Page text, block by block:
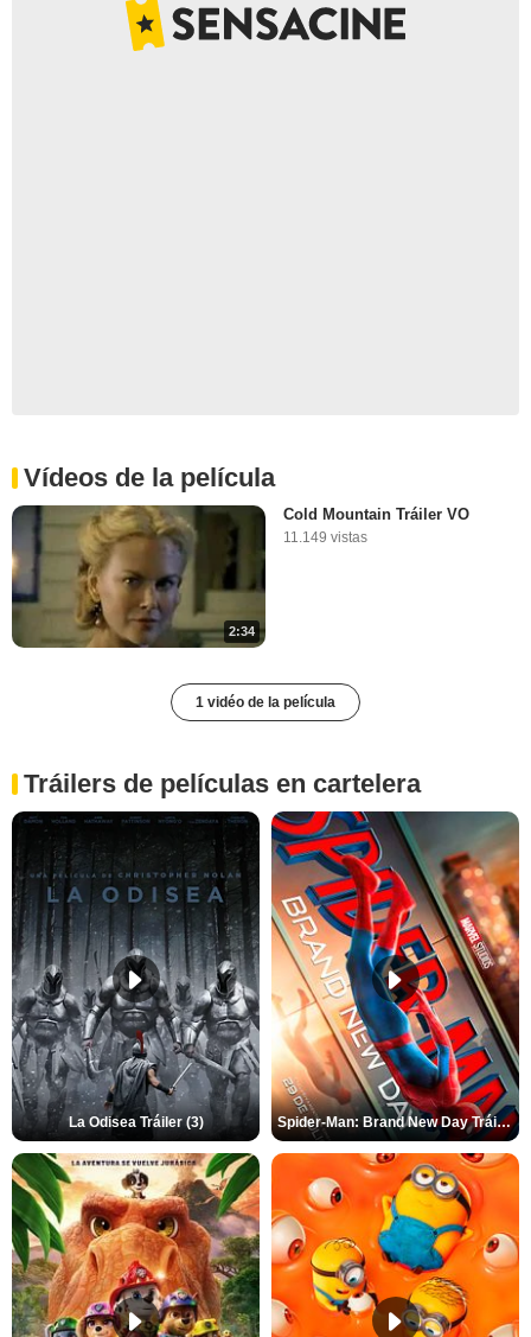
Vídeos de la película
2:34
Cold Mountain Tráiler VO
11.149 vistas
1 vidéo de la película
Tráilers de películas en cartelera
La Odisea Tráiler (3) Spider-Man: Brand New Day Tráiler (3)